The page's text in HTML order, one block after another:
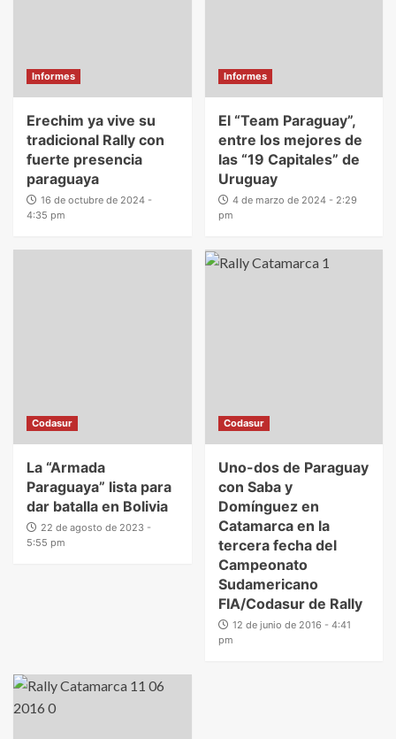
Informes
Erechim ya vive su
tradicional Rally con
fuerte presencia
paraguaya
16 de octubre de 2024 -
4:35 pm
Informes
El “Team Paraguay”,
entre los mejores de
las “19 Capitales” de
Uruguay
4 de marzo de 2024 - 2:29
pm
Codasur
La “Armada
Paraguaya” lista para
dar batalla en Bolivia
22 de agosto de 2023 -
5:55 pm
Codasur
Uno-dos de Paraguay
con Saba y
Domínguez en
Catamarca en la
tercera fecha del
Campeonato
Sudamericano
FIA/Codasur de Rally
12 de junio de 2016 - 4:41
pm